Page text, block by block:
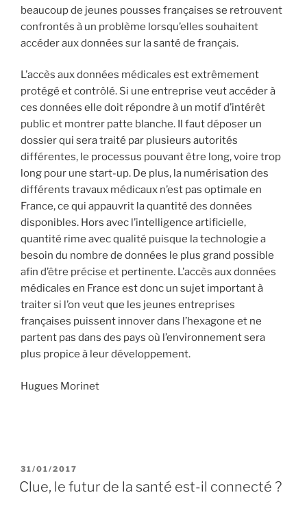
beaucoup de jeunes pousses françaises se retrouvent
confrontés à un problème lorsqu’elles souhaitent
accéder aux données sur la santé de français.
L’accès aux données médicales est extrêmement
protégé et contrôlé. Si une entreprise veut accéder à
ces données elle doit répondre à un motif d’intérêt
public et montrer patte blanche. Il faut déposer un
dossier qui sera traité par plusieurs autorités
différentes, le processus pouvant être long, voire trop
long pour une start-up. De plus, la numérisation des
différents travaux médicaux n’est pas optimale en
France, ce qui appauvrit la quantité des données
disponibles. Hors avec l’intelligence artificielle,
quantité rime avec qualité puisque la technologie a
besoin du nombre de données le plus grand possible
afin d’être précise et pertinente. L’accès aux données
médicales en France est donc un sujet important à
traiter si l’on veut que les jeunes entreprises
françaises puissent innover dans l’hexagone et ne
partent pas dans des pays où l’environnement sera
plus propice à leur développement.
Hugues Morinet
P
U
B
31/01/2017
Clue, le futur de la santé est-il connecté ?